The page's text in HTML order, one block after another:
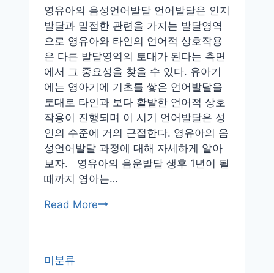
강
한
성
장
과
발
달
에
필
수
영유아의 음성언어발달 언어발달은 인지
발달과 밀접한 관련을 가지는 발달영역
으로 영유아와 타인의 언어적 상호작용
은 다른 발달영역의 토대가 된다는 측면
에서 그 중요성을 찾을 수 있다. 유아기
에는 영아기에 기초를 쌓은 언어발달을
토대로 타인과 보다 활발한 언어적 상호
작용이 진행되며 이 시기 언어발달은 성
인의 수준에 거의 근접한다. 영유아의 음
성언어발달 과정에 대해 자세하게 알아
보자. 영유아의 음운발달 생후 1년이 될
때까지 영아는…
Read More영
미분류